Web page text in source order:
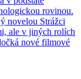
rovinou.
novelou Strážci
ale v jiných rolích
nové filmové